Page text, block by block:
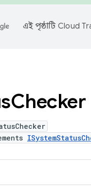
এই পৃষ্ঠাটি Cloud
Checker